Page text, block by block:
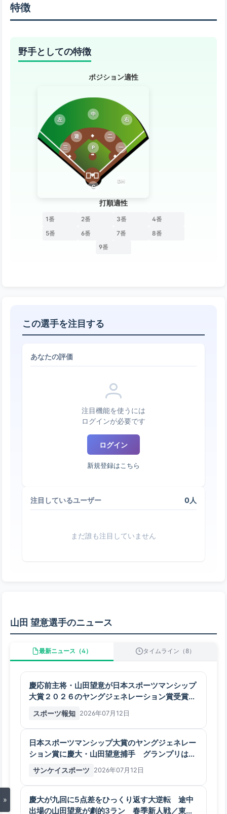
»
特徴
野手としての特徴
ポジション適性
P
C
一
二
三
遊
左
中
右
DH
打順適性
1番 2番 3番
4番
5番
6番 7番
8番
9番
この選手を注目する
あなたの評価
注目機能を使うには
ログインが必要です
ログイン
新規登録はこちら
注目しているユーザー 0人
まだ誰も注目していません
山田 望意選手のニュース
最新ニュース（4） タイムライン（8）
慶応前主将・山田望意が日本スポーツマンシップ
大賞２０２６のヤングジェネレーション賞受賞…
昨夏神奈川開会式で異例の呼びかけ - スポーツ報
知
スポーツ報知 2026年07月12日
日本スポーツマンシップ大賞のヤングジェネレー
ション賞に慶大・山田望意捕手 グランプリは日
本ハム・新庄剛志監督、特別賞は武豊騎手
サンケイスポーツ 2026年07月12日
慶大が九回に5点差をひっくり返す大逆転 途中
出場の山田望意が劇的3ラン 春季新人戦／東京